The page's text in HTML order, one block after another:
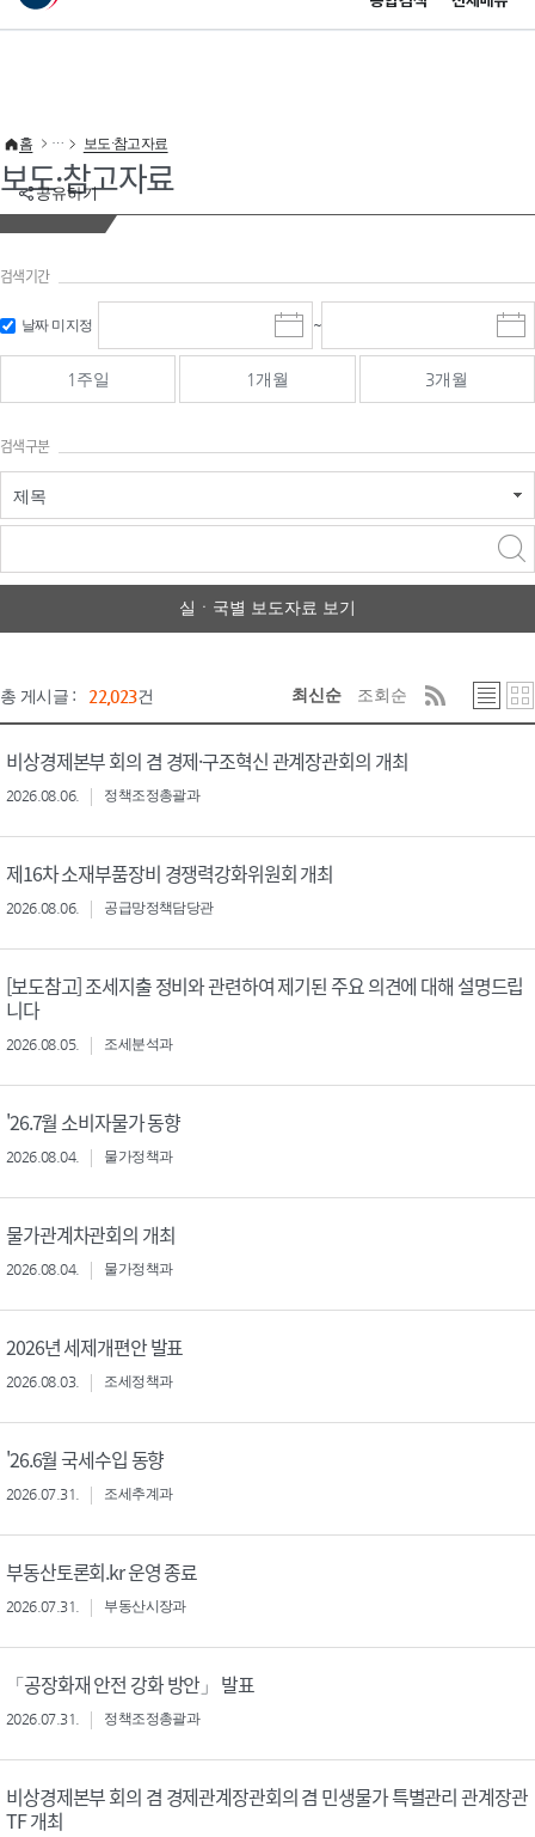
이 누리집은 대한민국 공식 전자정부 누리집입니다.
공유하기
홈 보도·참고자료
보도·참고자료
검색기간
날짜 미지정
시
작
일
선
~
종
료
선
1주일 1개월 3개월
검색구분
제목
실ㆍ국별 보도자료 보기
총 게시글 : 22,023건 최신순 조회순
비상경제본부 회의 겸 경제·구조혁신 관계장관회의 개최
2026.08.06. 정책조정총괄과
제16차 소재부품장비 경쟁력강화위원회 개최
2026.08.06. 공급망정책담당관
[보도참고] 조세지출 정비와 관련하여 제기된 주요 의견에 대해 설명드립
니다
2026.08.05. 조세분석과
'26.7월 소비자물가 동향
2026.08.04. 물가정책과
물가관계차관회의 개최
2026.08.04. 물가정책과
2026년 세제개편안 발표
2026.08.03. 조세정책과
'26.6월 국세수입 동향
2026.07.31. 조세추계과
부동산토론회.kr 운영 종료
2026.07.31. 부동산시장과
「공장화재 안전 강화 방안」 발표
2026.07.31. 정책조정총괄과
비상경제본부 회의 겸 경제관계장관회의 겸 민생물가 특별관리 관계장관
TF 개최